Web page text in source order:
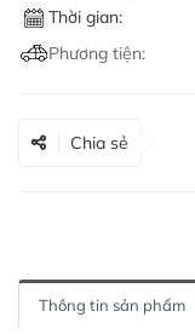
Thời gian:
Phương tiện:
Chia sẻ
Thông tin sản phẩm